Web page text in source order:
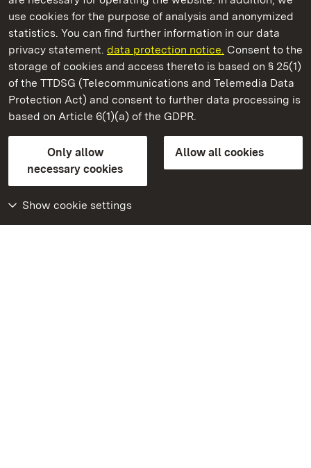
use cookies for the purpose of analysis and anonymized
statistics. You can find further information in our data
privacy statement. data protection notice. Consent to the
storage of cookies and access thereto is based on § 25(1)
of the TTDSG (Telecommunications and Telemedia Data
Protection Act) and consent to further data processing is
based on Article 6(1)(a) of the GDPR.
Only allow
necessary cookies
Allow all cookies
Show cookie settings
State Palaces and Gardens of Baden-Wuerttemberg
Rastatt Residential Palace
State Palaces and Gardens of Baden-Wuerttemberg
Contact usFAQMasthead
Declaration on barrier-free access
BITV-konform (geprüfte Seiten)